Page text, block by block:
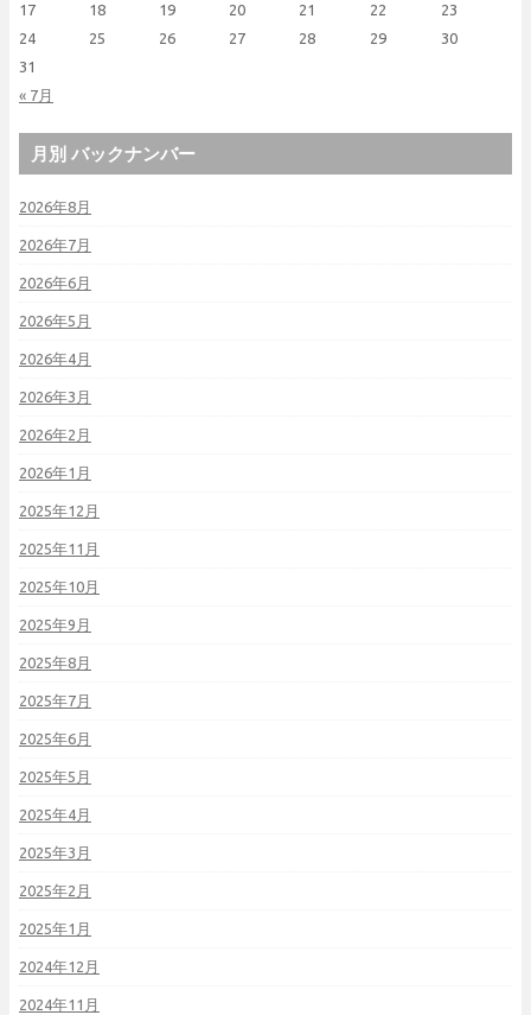
« 7月
17
18 19 20 21 22
23
24
25 26 27 28 29
30
31
月別 バックナンバー
2026年8月
2026年7月
2026年6月
2026年5月
2026年4月
2026年3月
2026年2月
2026年1月
2025年12月
2025年11月
2025年10月
2025年9月
2025年8月
2025年7月
2025年6月
2025年5月
2025年4月
2025年3月
2025年2月
2025年1月
2024年12月
2024年11月